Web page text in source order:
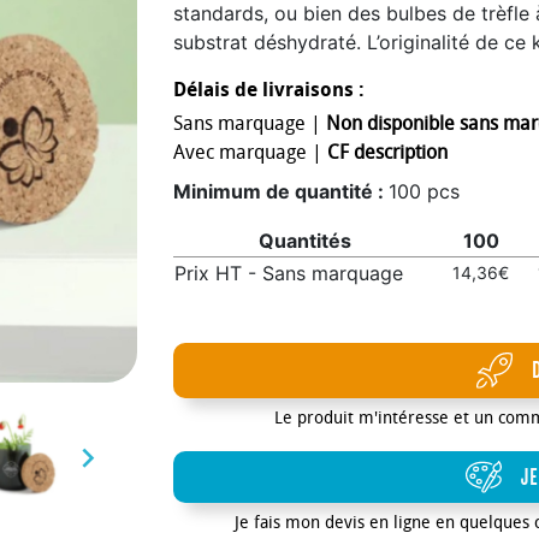

standards, ou bien des bulbes de trèfle
substrat déshydraté. L’originalité de
pot, fabriqué à partir d’une bouteille
plantes tout en offrant une seconde vie
maturité, elles peuvent être
une troisième vie, toujours utile, grâce
première fonction de bouteille. Le
devient ainsi un support de
les campagnes axées sur le bien-être,
choix apprécié des entreprises
Format : Ø70 mm x H85 mm Bouchon
par carton : 70ex Carton 60x40x25cm
DÉLAIS dès validation du BAT 100/
500/1000 ex : 4 semaines plus de 1000
Délais de livraisons :
Sans marquage | Non disponible sans
Avec marquage | CF description
Minimum de quantité : 100 pcs
Quantités 100
Prix HT - Sans marquage
14,36€
Le produit m'intéresse et un
Je fais mon devis en ligne en